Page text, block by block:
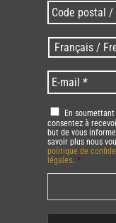
Code
postal
/
Zip
* *
Langues
/
Language *
E-
mail *
RGPD *
En
consentez à
but de vous
savoir plus nous
politique de
légales. *